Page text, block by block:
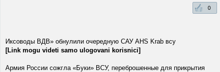
0
Иксоводы ВДВ» обнулили очередную САУ AHS Krab всу
[Link mogu videti samo ulogovani korisnici]
Армия России сожгла «Буки» ВСУ, переброшенные для прикрытия